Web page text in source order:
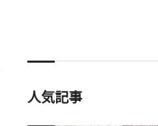
人気記事